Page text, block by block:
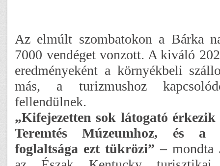
Az elmúlt szombatokon a Bárka
7000 vendéget vonzott. A kiváló
eredményeként a környékbeli
más, a turizmushoz
fellendülnek.
„Kifejezetten sok látogató
Teremtés Múzeumhoz, és a
foglaltsága ezt tükrözi” – mondta